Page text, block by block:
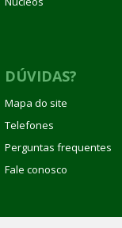
DÚVIDAS?
Mapa do site
Telefones
Perguntas frequentes
Fale conosco